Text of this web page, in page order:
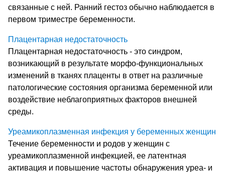
связанные с ней. Ранний гестоз обычно наблюдается в
первом триместре беременности.
Плацентарная недостаточность
Плацентарная недостаточность - это синдром,
возникающий в результате морфо-функциональных
изменений в тканях плаценты в ответ на различные
патологические состояния организма беременной или
воздействие неблагоприятных факторов внешней
среды.
Уреамикоплазменная инфекция у беременных женщин
Течение беременности и родов у женщин с
уреамикоплазменной инфекцией, ее латентная
активация и повышение частоты обнаружения уреа- и